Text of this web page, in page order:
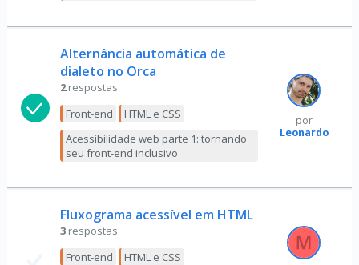
Alternância automática de
dialeto no Orca
2 respostas
Front-end
HTML e CSS
Acessibilidade web parte 1: tornando
seu front-end inclusivo
por
Leonardo
Fluxograma acessível em HTML
3 respostas
Front-end
HTML e CSS